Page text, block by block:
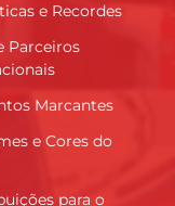
e Recordes
Parceiros
Marcantes
e Cores do
para o